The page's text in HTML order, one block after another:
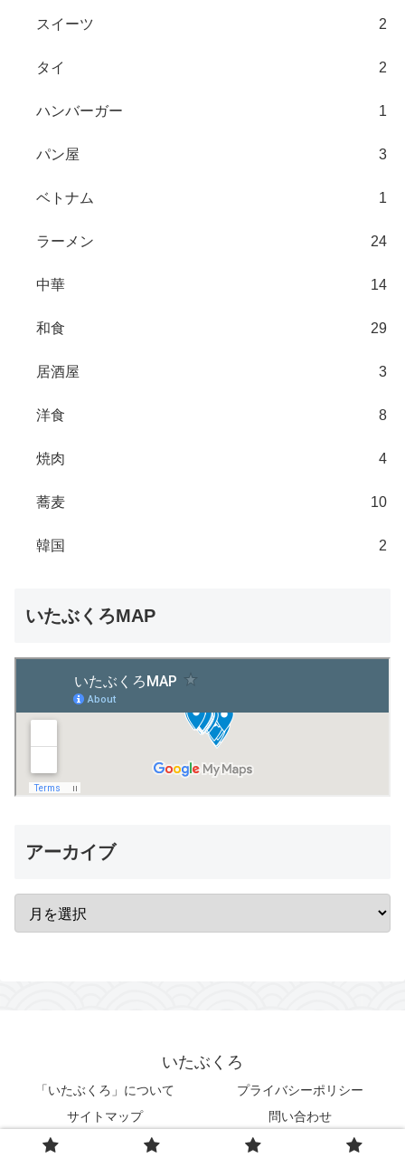
スイーツ 2
タイ 2
ハンバーガー 1
パン屋 3
ベトナム 1
ラーメン 24
中華 14
和食 29
居酒屋 3
洋食 8
焼肉 4
蕎麦 10
韓国 2
いたぶくろMAP
アーカイブ
いたぶくろ
「いたぶくろ」について
プライバシーポリシー
サイトマップ
問い合わせ
© 2019-2026 いたぶくろ.